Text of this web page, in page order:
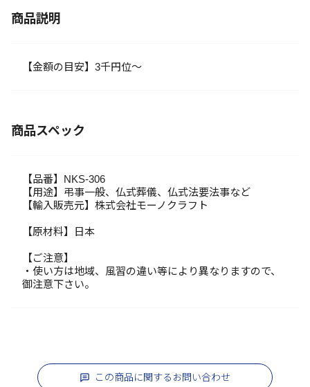
商品説明
【金額の目安】3千円位～
商品スペック
【品番】NKS-306
【用途】弔事一般、仏式葬儀、仏式法要法事など
【輸入販売元】株式会社モーノクラフト
【原材料】日本
【ご注意】
・使い方は地域、風習の違い等により異なりますので、
御注意下さい。
この商品に関するお問い合わせ